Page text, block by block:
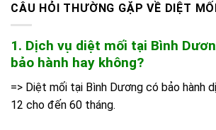
CÂU HỎI THƯỜNG GẶP VỀ DIỆT
1. Dịch vụ diệt mối tại Bình
bảo hành hay không?
=> Diệt mối tại Bình Dương có bảo hành
12 cho đến 60 tháng.